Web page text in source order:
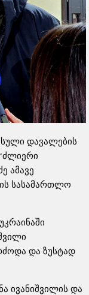
დავალების
ამავე
სასამართლო
და ზუსტად
ივანიშვილის და